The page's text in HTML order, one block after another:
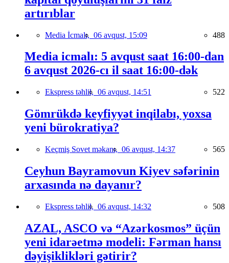
artırıblar
Media İcmalı, 06 avqust, 15:09 488
Media icmalı: 5 avqust saat 16:00-dan
6 avqust 2026-cı il saat 16:00-dək
Ekspress təhlil, 06 avqust, 14:51 522
Gömrükdə keyfiyyət inqilabı, yoxsa
yeni bürokratiya?
Keçmiş Sovet məkanı, 06 avqust, 14:37 565
Ceyhun Bayramovun Kiyev səfərinin
arxasında nə dayanır?
Ekspress təhlil, 06 avqust, 14:32 508
AZAL, ASCO və “Azərkosmos” üçün
yeni idarəetmə modeli: Fərman hansı
dəyişiklikləri gətirir?